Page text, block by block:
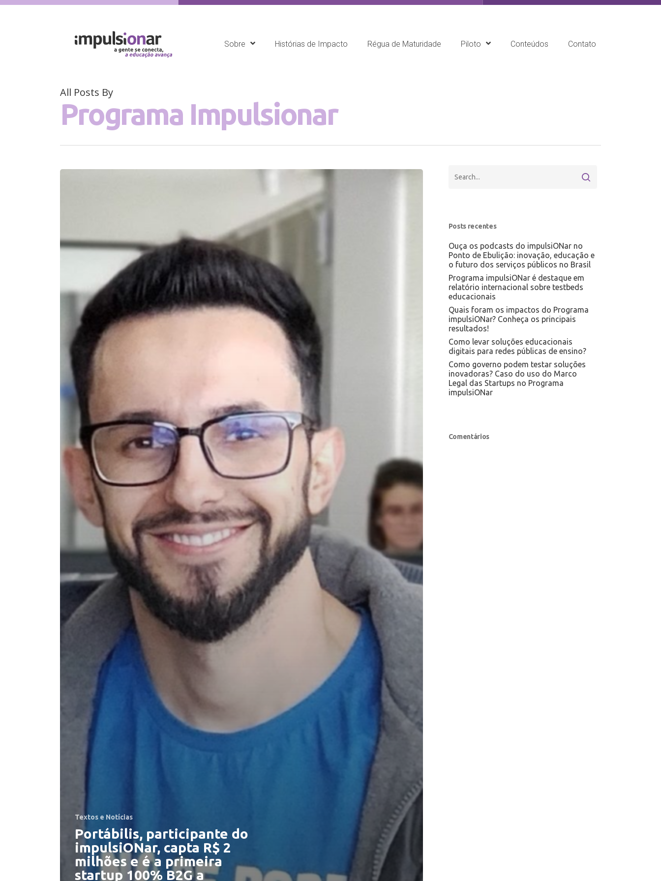
Sobre Histórias de Impacto Régua de Maturidade Piloto Conteúdos Contato
All Posts By
Programa Impulsionar
Textos e Notícias
Portábilis, participante do
impulsiONar, capta R$ 2
milhões e é a primeira
startup 100% B2G a
Posts recentes
Ouça os podcasts do impulsiONar no
Ponto de Ebulição: inovação, educação e
o futuro dos serviços públicos no Brasil
Programa impulsiONar é destaque em
relatório internacional sobre testbeds
educacionais
Quais foram os impactos do Programa
impulsiONar? Conheça os principais
resultados!
Como levar soluções educacionais
digitais para redes públicas de ensino?
Como governo podem testar soluções
inovadoras? Caso do uso do Marco
Legal das Startups no Programa
impulsiONar
Comentários